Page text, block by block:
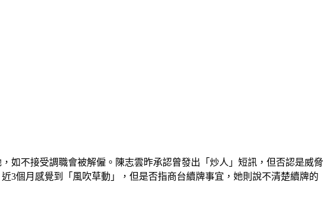
如不接受調職會被解僱。陳志雲昨承認曾發出「炒人」短訊，但否認是威脅
3個月感覺到「風吹草動」，但是否指商台續牌事宜，她則說不清楚續牌的